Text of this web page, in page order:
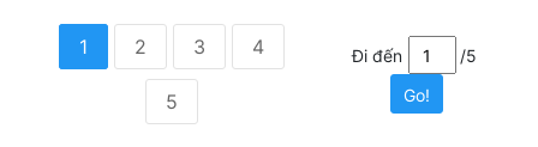
1 2 3 4
5
Đi đến
/5
Go!